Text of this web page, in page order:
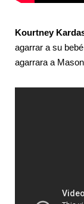
Kourtney
agarrar a su
agarrara a